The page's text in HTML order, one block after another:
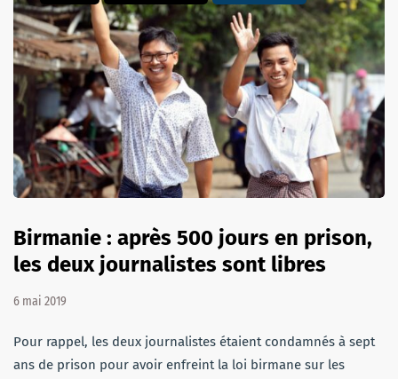
Birmanie : après 500 jours en prison,
les deux journalistes sont libres
6 mai 2019
Pour rappel, les deux journalistes étaient condamnés à sept
ans de prison pour avoir enfreint la loi birmane sur les